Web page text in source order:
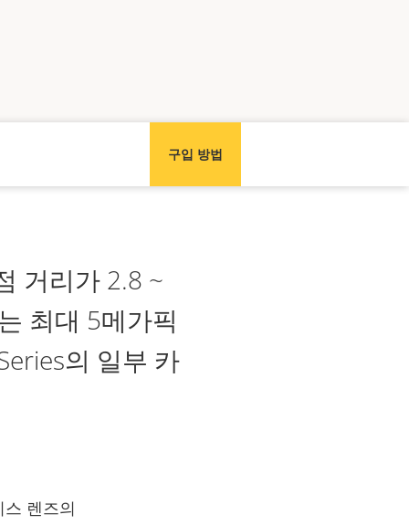
구입 방법
거리가 2.8 ~
최대 5메가픽
의 일부 카
렌즈의